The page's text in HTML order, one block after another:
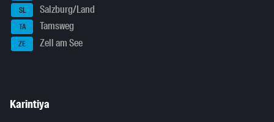
SL Salzburg/Land
TA Tamsweg
ZE Zell am See
Karintiya